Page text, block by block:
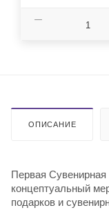
ОПИСАНИЕ
Первая
концептуальный
подарков и